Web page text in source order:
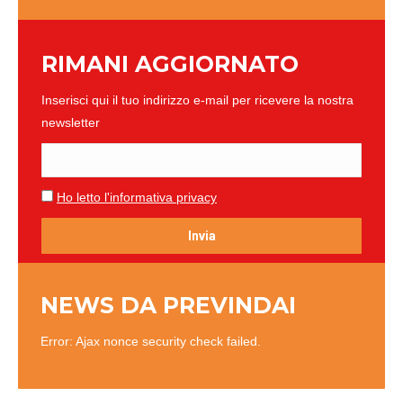
RIMANI AGGIORNATO
Inserisci qui il tuo indirizzo e-mail per ricevere la nostra
newsletter
Ho letto l'informativa privacy
NEWS DA PREVINDAI
Error: Ajax nonce security check failed.